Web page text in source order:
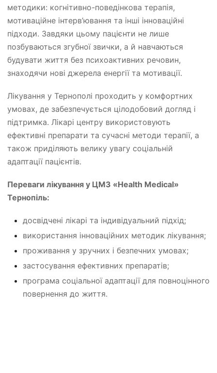
методики: когнітивно-поведінкова терапія,
мотиваційне інтерв’ювання та інші інноваційні
підходи. Завдяки цьому пацієнти не лише
позбуваються згубної звички, а й навчаються
будувати життя без психоактивних речовин,
знаходячи нові джерела енергії та мотивації.
Лікування у Тернополі проходить у комфортних
умовах, де забезпечується цілодобовий догляд і
підтримка. Лікарі центру використовують
ефективні препарати та сучасні методи терапії, а
також приділяють велику увагу соціальній
адаптації пацієнтів.
Переваги лікування у ЦМЗ «Health Medical»
Тернопіль:
досвідчені лікарі та індивідуальний підхід;
використання інноваційних методик лікування;
проживання у зручних і безпечних умовах;
застосування ефективних препаратів;
програма соціальної адаптації для повноцінного
повернення до життя.